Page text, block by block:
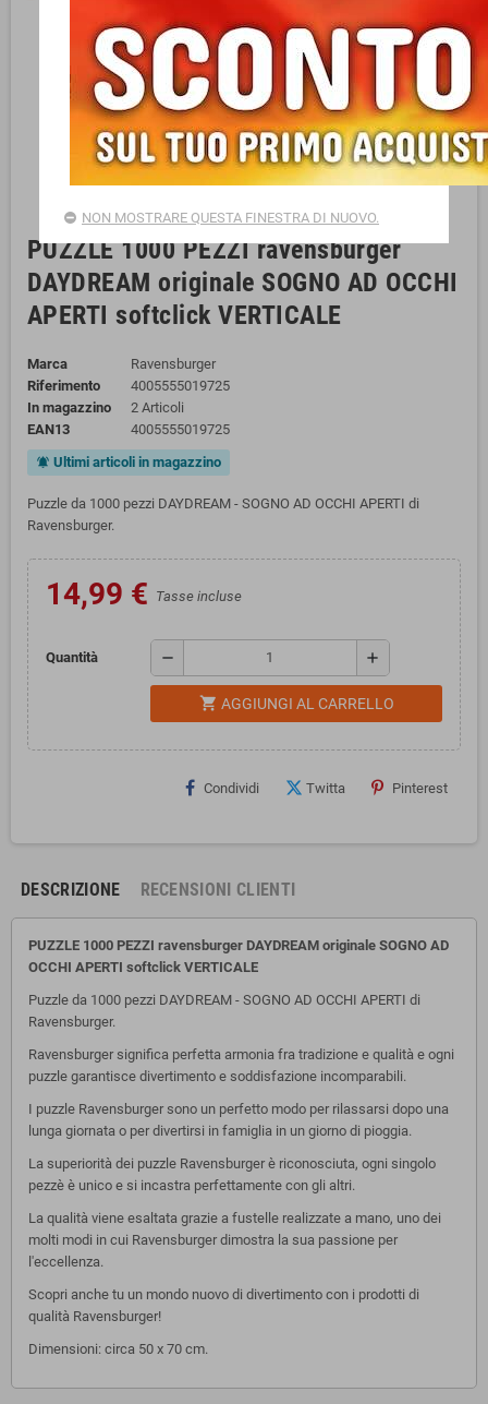
PUZZLE 1000 PEZZI ravensburger
DAYDREAM originale SOGNO AD OCCHI
APERTI softclick VERTICALE
Marca
Ravensburger
Riferimento
4005555019725
In magazzino
2 Articoli
EAN13
4005555019725
notifications_active Ultimi articoli in magazzino
Puzzle da 1000 pezzi DAYDREAM - SOGNO AD OCCHI APERTI di
Ravensburger.
14,99 € Tasse incluse
Quantità remove add
shopping_cart AGGIUNGI AL CARRELLO
Condividi Twitta Pinterest
DESCRIZIONE RECENSIONI CLIENTI
PUZZLE 1000 PEZZI ravensburger DAYDREAM originale SOGNO AD
OCCHI APERTI softclick VERTICALE
Puzzle da 1000 pezzi DAYDREAM - SOGNO AD OCCHI APERTI di
Ravensburger.
Ravensburger significa perfetta armonia fra tradizione e qualità e ogni
puzzle garantisce divertimento e soddisfazione incomparabili.
I puzzle Ravensburger sono un perfetto modo per rilassarsi dopo una
lunga giornata o per divertirsi in famiglia in un giorno di pioggia.
La superiorità dei puzzle Ravensburger è riconosciuta, ogni singolo
pezzè è unico e si incastra perfettamente con gli altri.
La qualità viene esaltata grazie a fustelle realizzate a mano, uno dei
molti modi in cui Ravensburger dimostra la sua passione per
l'eccellenza.
Scopri anche tu un mondo nuovo di divertimento con i prodotti di
qualità Ravensburger!
Dimensioni: circa 50 x 70 cm.
NON MOSTRARE QUESTA FINESTRA DI NUOVO.